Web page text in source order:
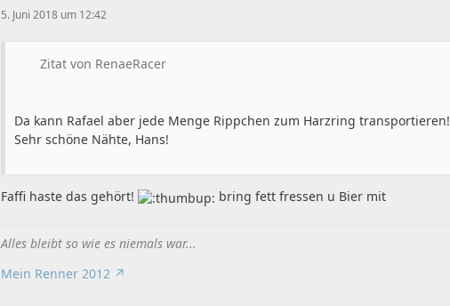
5. Juni 2018 um 12:42
Zitat von RenaeRacer
Da kann Rafael aber jede Menge Rippchen zum Harzring transportieren!
Sehr schöne Nähte, Hans!
Faffi haste das gehört! bring fett fressen u Bier mit
Alles bleibt so wie es niemals war...
Mein Renner 2012